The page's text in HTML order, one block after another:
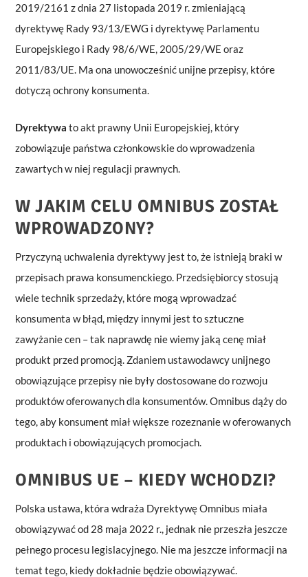
2019/2161 z dnia 27 listopada 2019 r. zmieniającą
dyrektywę Rady 93/13/EWG i dyrektywę Parlamentu
Europejskiego i Rady 98/6/WE, 2005/29/WE oraz
2011/83/UE. Ma ona unowocześnić unijne przepisy, które
dotyczą ochrony konsumenta.
Dyrektywa to akt prawny Unii Europejskiej, który
zobowiązuje państwa członkowskie do wprowadzenia
zawartych w niej regulacji prawnych.
W JAKIM CELU OMNIBUS ZOSTAŁ
WPROWADZONY?
Przyczyną uchwalenia dyrektywy jest to, że istnieją braki w
przepisach prawa konsumenckiego. Przedsiębiorcy stosują
wiele technik sprzedaży, które mogą wprowadzać
konsumenta w błąd, między innymi jest to sztuczne
zawyżanie cen – tak naprawdę nie wiemy jaką cenę miał
produkt przed promocją. Zdaniem ustawodawcy unijnego
obowiązujące przepisy nie były dostosowane do rozwoju
produktów oferowanych dla konsumentów. Omnibus dąży do
tego, aby konsument miał większe rozeznanie w oferowanych
produktach i obowiązujących promocjach.
OMNIBUS UE – KIEDY WCHODZI?
Polska ustawa, która wdraża Dyrektywę Omnibus miała
obowiązywać od 28 maja 2022 r., jednak nie przeszła jeszcze
pełnego procesu legislacyjnego. Nie ma jeszcze informacji na
temat tego, kiedy dokładnie będzie obowiązywać.